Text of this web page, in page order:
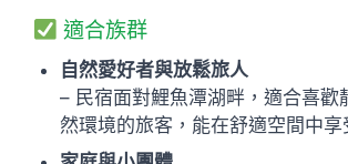
適合族群
自然愛好者與放鬆旅人
– 民宿面對鯉魚潭湖畔，適合喜歡
然環境的旅客，能在舒適空間中享